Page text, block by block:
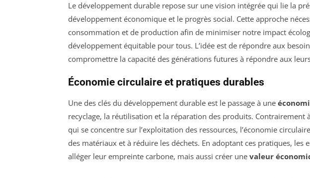
Le développement durable repose sur une vision intégrée qui lie la
développement économique et le progrès social. Cette approche
consommation et de production afin de minimiser notre impact
développement équitable pour tous. L’idée est de répondre aux
compromettre la capacité des générations futures à répondre aux
Économie circulaire et pratiques durables
Une des clés du développement durable est le passage à une
recyclage, la réutilisation et la réparation des produits. Contrairement
qui se concentre sur l’exploitation des ressources, l’économie
des matériaux et à réduire les déchets. En adoptant ces pratiques, les
alléger leur empreinte carbone, mais aussi créer une valeur